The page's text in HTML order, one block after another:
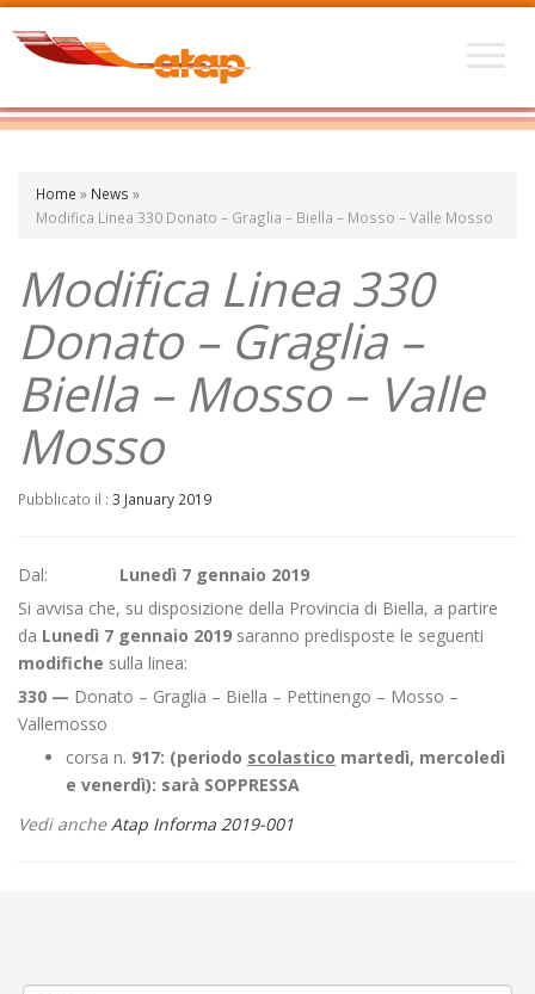
Home » News »
Modifica Linea 330 Donato – Graglia – Biella – Mosso – Valle Mosso
Modifica Linea 330
Donato – Graglia –
Biella – Mosso – Valle
Mosso
Pubblicato il : 3 January 2019
Dal: Lunedì 7 gennaio 2019
Si avvisa che, su disposizione della Provincia di Biella, a partire
da Lunedì 7 gennaio 2019 saranno predisposte le seguenti
modifiche sulla linea:
330 — Donato – Graglia – Biella – Pettinengo – Mosso –
Vallemosso
corsa n. 917: (periodo scolastico martedì, mercoledì
e venerdì): sarà SOPPRESSA
Vedi ancheAtap Informa 2019-001